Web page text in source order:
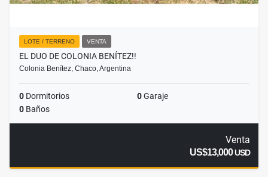
LOTE / TERRENO VENTA
EL DUO DE COLONIA BENÍTEZ!!
Colonia Benítez, Chaco, Argentina
0 Dormitorios 0Garaje
0 Baños
Venta
US$13,000USD